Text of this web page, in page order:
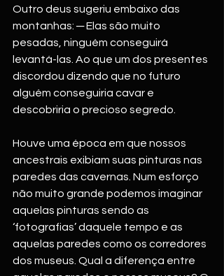
Outro deus sugeriu embaixo das
montanhas: ─ Elas são muito
pesadas, ninguém conseguirá
levantá-las. Ao que um dos presentes
discordou dizendo que no futuro
alguém conseguiria cavar e
descobriria o precioso segredo.
Houve uma época em que nossos
ancestrais exibiam suas pinturas nas
paredes das cavernas. Num esforço
não muito grande podemos imaginar
aquelas pinturas sendo as
‘fotografias’ daquele tempo e as
aquelas paredes como os corredores
dos museus. Qual a diferença entre